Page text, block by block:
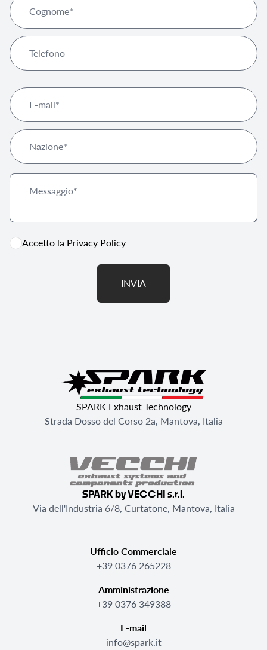
Accetto la Privacy Policy
INVIA
SPARK Exhaust Technology
Strada Dosso del Corso 2a, Mantova, Italia
SPARK by VECCHI s.r.l.
Via dell'Industria 6/8, Curtatone, Mantova, Italia
Ufficio Commerciale
+39 0376 265228
Amministrazione
+39 0376 349388
E-mail
info@spark.it